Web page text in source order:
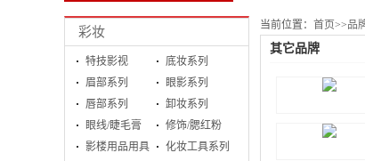
彩妆
特技影视
底妆系列
眉部系列
眼影系列
唇部系列
卸妆系列
眼线/睫毛膏
修饰/腮红粉
影楼用品用具
化妆工具系列
当前位置： 首页>>品
其它品牌
梦鹿